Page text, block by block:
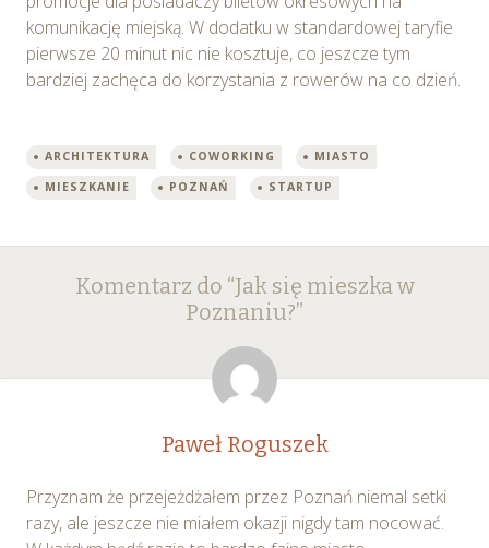
komunikację miejską. W dodatku w standardowej taryfie
pierwsze 20 minut nic nie kosztuje, co jeszcze tym
bardziej zachęca do korzystania z rowerów na co dzień.
ARCHITEKTURA COWORKING
MIASTO
MIESZKANIE
POZNAŃ STARTUP
Post
navigation
Komentarz do “Jak się mieszka w
Poznaniu?”
Paweł Roguszek
Przyznam że przejeżdżałem przez Poznań niemal setki
razy, ale jeszcze nie miałem okazji nigdy tam nocować.